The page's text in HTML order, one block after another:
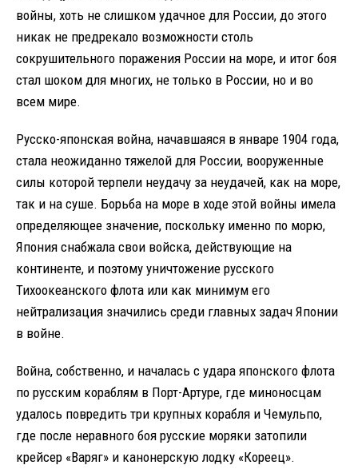
войны, хоть не слишком удачное для России, до этого
никак не предрекало возможности столь
сокрушительного поражения России на море, и итог боя
стал шоком для многих, не только в России, но и во
всем мире.
Русско-японская война, начавшаяся в январе 1904 года,
стала неожиданно тяжелой для России, вооруженные
силы которой терпели неудачу за неудачей, как на море,
так и на суше. Борьба на море в ходе этой войны имела
определяющее значение, поскольку именно по морю,
Япония снабжала свои войска, действующие на
континенте, и поэтому уничтожение русского
Тихоокеанского флота или как минимум его
нейтрализация значились среди главных задач Японии
в войне.
Война, собственно, и началась с удара японского флота
по русским кораблям в Порт-Артуре, где миноносцам
удалось повредить три крупных корабля и Чемульпо,
где после неравного боя русские моряки затопили
крейсер «Варяг» и канонерскую лодку «Кореец».